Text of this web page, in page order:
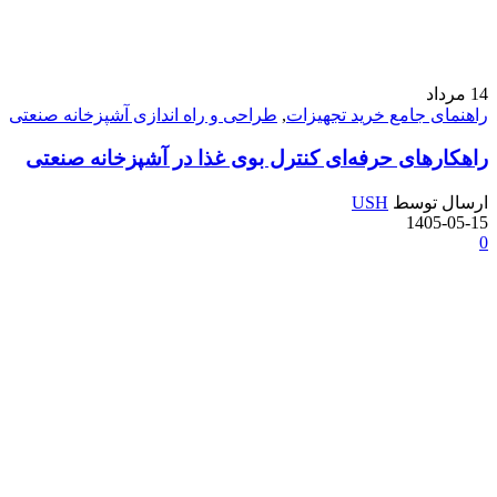
14 مرداد
راهنمای جامع خرید تجهیزات, طراحی و راه‌ اندازی آشپزخانه صنعتی
راهکارهای حرفه‌ای کنترل بوی غذا در آشپزخانه صنعتی
ارسال توسط USH
1405-05-15
0